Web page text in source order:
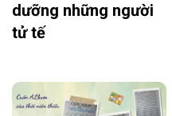
dưỡng những người
tử tế